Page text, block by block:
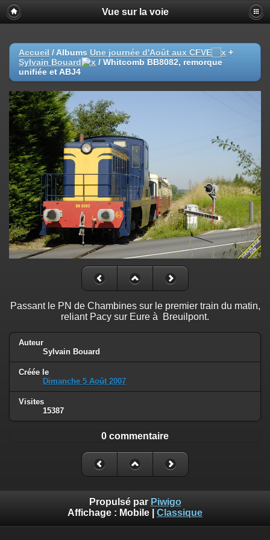
Vue sur la voie
Accueil / Albums Une journée d'Août aux CFVE
+
Sylvain Bouard
/ Whitcomb BB8082, remorque
unifiée et ABJ4
Passant le PN de Chambines sur le premier train du matin,
reliant Pacy sur Eure à Breuilpont.
Auteur
Sylvain Bouard
Créée le
Dimanche 5 Août 2007
Visites
15387
0 commentaire
Propulsé par Piwigo
Affichage : Mobile Classique